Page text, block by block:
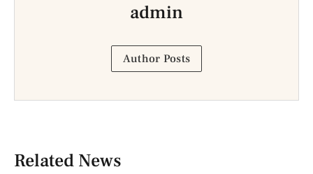
admin
Author Posts
Related News